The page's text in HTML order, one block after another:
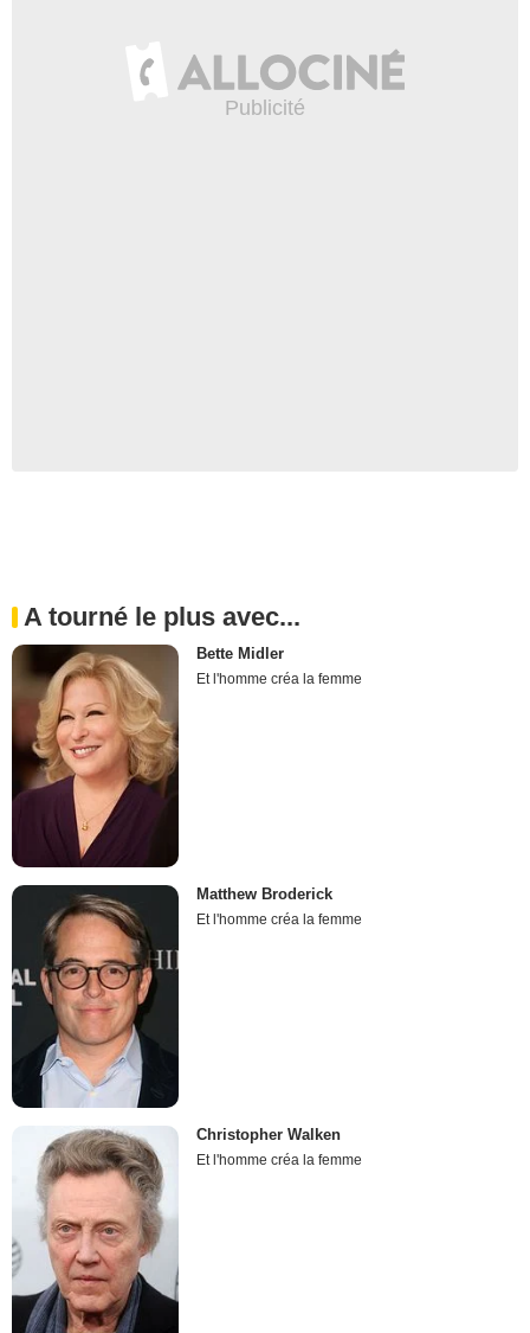
A tourné le plus avec...
Bette Midler
Et l'homme créa la femme
Matthew Broderick
Et l'homme créa la femme
Christopher Walken
Et l'homme créa la femme